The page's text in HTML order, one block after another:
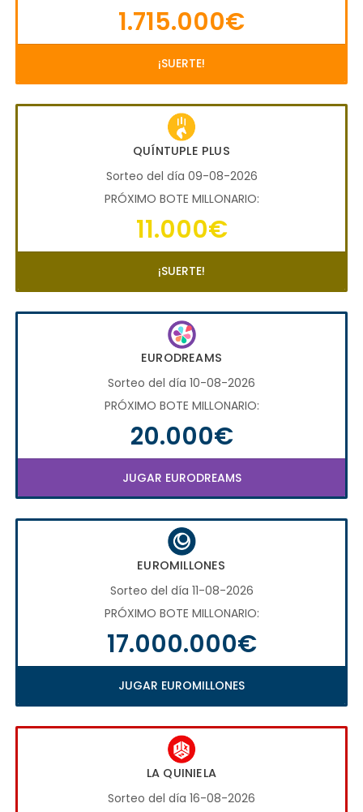
1.715.000€
¡SUERTE!
QUÍNTUPLE PLUS
Sorteo del día 09-08-2026
PRÓXIMO BOTE MILLONARIO:
11.000€
¡SUERTE!
EURODREAMS
Sorteo del día 10-08-2026
PRÓXIMO BOTE MILLONARIO:
20.000€
JUGAR EURODREAMS
EUROMILLONES
Sorteo del día 11-08-2026
PRÓXIMO BOTE MILLONARIO:
17.000.000€
JUGAR EUROMILLONES
LA QUINIELA
Sorteo del día 16-08-2026